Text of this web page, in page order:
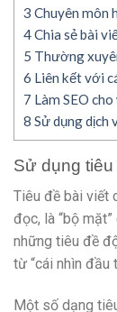
3 Chuyên môn
4Chia sẻ bài
5 Thường
6 Liên kết với
7 Làm SEO
8 Sử dụng dịch
Sử dụng
Tiêu đề bài viết
đọc, là “bộ
những tiêu đề
từ “cái nhìn đầu
Một số dạng